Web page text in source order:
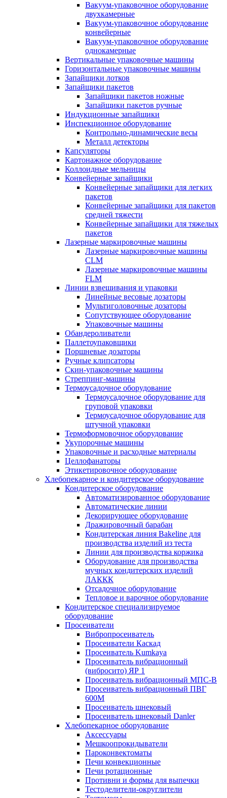
Вакуум-упаковочное оборудование
двухкамерные
Вакуум-упаковочное оборудование
конвейерные
Вакуум-упаковочное оборудование
однокамерные
Вертикальные упаковочные машины
Горизонтальные упаковочные машины
Запайщики лотков
Запайщики пакетов
Запайщики пакетов ножные
Запайщики пакетов ручные
Индукционные запайщики
Инспекционное оборудование
Контрольно-динамические весы
Металл детекторы
Капсуляторы
Картонажное оборудование
Коллоидные мельницы
Конвейерные запайщики
Конвейерные запайщики для легких
пакетов
Конвейерные запайщики для пакетов
средней тяжести
Конвейерные запайщики для тяжелых
пакетов
Лазерные маркировочные машины
Лазерные маркировочные машины
CLM
Лазерные маркировочные машины
FLM
Линии взвешивания и упаковки
Линейные весовые дозаторы
Мультиголовочные дозаторы
Сопутствующее оборудование
Упаковочные машины
Обандероливатели
Паллетоупаковщики
Поршневые дозаторы
Ручные клипсаторы
Скин-упаковочные машины
Стреппинг-машины
Термоусадочное оборудование
Термоусадочное оборудование для
груповой упаковки
Термоусадочное оборудование для
штучной упаковки
Термоформовочное оборудование
Укупорочные машины
Упаковочные и расходные материалы
Целлофанаторы
Этикетировочное оборудование
Хлебопекарное и кондитерское оборудование
Кондитерское оборудование
Автоматизированное оборудование
Автоматические линии
Декорирующее оборудование
Дражировочный барабан
Кондитерская линия Bakeline для
производства изделий из теста
Линии для производства коржика
Оборудование для производства
мучных кондитерских изделий
ЛАККК
Отсадочное оборудование
Тепловое и варочное оборудование
Кондитерское специализируемое
оборудование
Просеиватели
Вибропросеиватель
Просеиватели Каскад
Просеиватель Kumkaya
Просеиватель вибрационный
(вибросито) ЯР 1
Просеиватель вибрационный МПС-В
Просеиватель вибрационный ПВГ
600М
Просеиватель шнековый
Просеиватель шнековый Danler
Хлебопекарное оборудование
Аксессуары
Мешкоопрокидыватели
Пароконвектоматы
Печи конвекционные
Печи ротационные
Противни и формы для выпечки
Тестоделители-округлители